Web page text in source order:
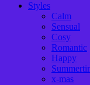
Styles
Calm
Sensual
Cosy
Romantic
Happy
x-mas